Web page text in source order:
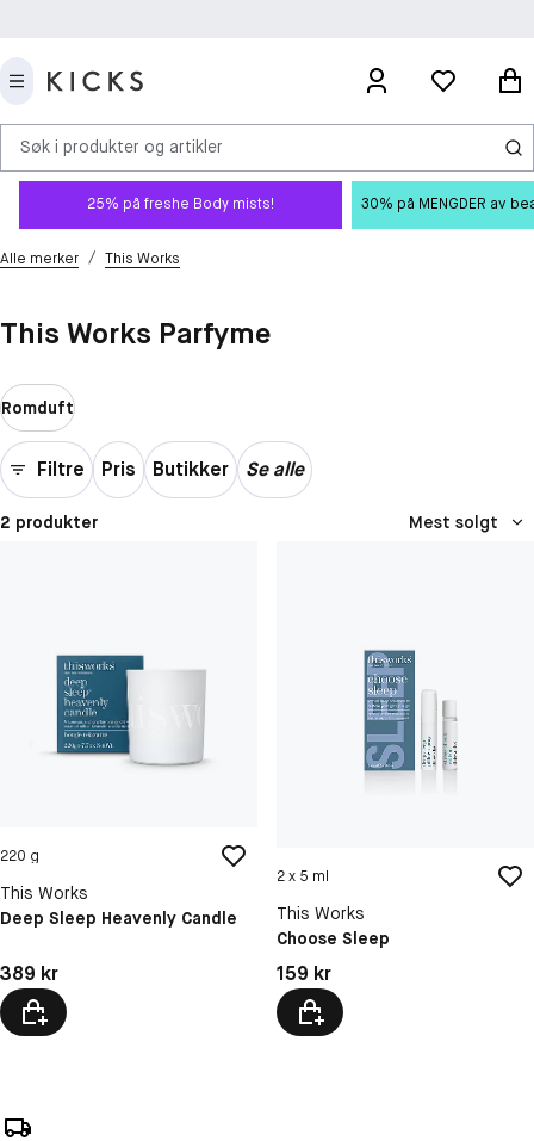
Søk i produkter og artikler
25% på freshe Body mists! 30% på MENGDER av
Alle merker / This Works
This Works Parfyme
Romduft
Filtre Pris Butikker Se alle
2 produkter Mest solgt
220 g
This Works
Deep Sleep Heavenly Candle
Pris: 389 kr
389 kr
2 x 5 ml
This Works
Choose Sleep
Pris: 159 kr
159 kr